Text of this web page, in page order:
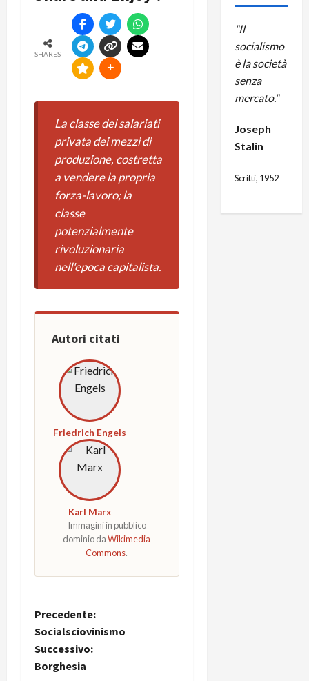
SHARES
La classe dei salariati
privata dei mezzi di
produzione, costretta
a vendere la propria
forza-lavoro; la
classe
potenzialmente
rivoluzionaria
nell'epoca capitalista.
Autori citati
Friedrich Engels
Karl Marx
Immagini in pubblico
dominio daWikimedia
Commons.
Precedente:
Socialsciovinismo
Successivo:
Borghesia
"Il
socialismo
è la società
senza
mercato."
Joseph
Stalin
Scritti, 1952